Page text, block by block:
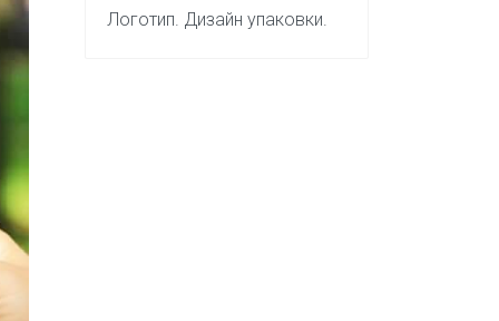
Логотип. Дизайн упаковки.